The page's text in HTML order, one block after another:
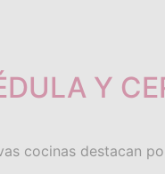
Y
cocinas destacan